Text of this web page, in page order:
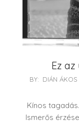
Ez
2020-
23
BY: DIÁN ÁKOS
Kínos
Ismerős